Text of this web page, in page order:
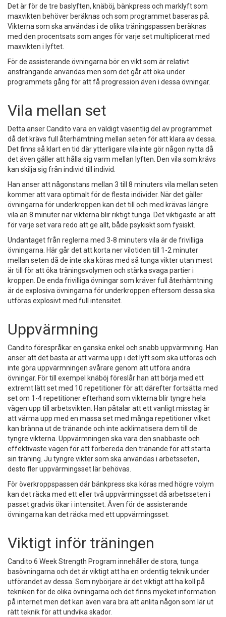
Det är för de tre baslyften, knäböj, bänkpress och marklyft som
maxvikten behöver beräknas och som programmet baseras på.
Vikterna som ska användas i de olika träningspassen beräknas
med den procentsats som anges för varje set multiplicerat med
maxvikten i lyftet.
För de assisterande övningarna bör en vikt som är relativt
ansträngande användas men som det går att öka under
programmets gång för att få progression även i dessa övningar.
Vila mellan set
Detta anser Candito vara en väldigt väsentlig del av programmet
då det krävs full återhämtning mellan seten för att klara av dessa.
Det finns så klart en tid där ytterligare vila inte gör någon nytta då
det även gäller att hålla sig varm mellan lyften. Den vila som krävs
kan skilja sig från individ till individ.
Han anser att någonstans mellan 3 till 8 minuters vila mellan seten
kommer att vara optimalt för de flesta individer. När det gäller
övningarna för underkroppen kan det till och med krävas längre
vila än 8 minuter när vikterna blir riktigt tunga. Det viktigaste är att
för varje set vara redo att ge allt, både psykiskt som fysiskt.
Undantaget från reglerna med 3-8 minuters vila är de frivilliga
övningarna. Här går det att korta ner vilotiden till 1-2 minuter
mellan seten då de inte ska köras med så tunga vikter utan mest
är till för att öka träningsvolymen och stärka svaga partier i
kroppen. De enda frivilliga övningar som kräver full återhämtning
är de explosiva övningarna för underkroppen eftersom dessa ska
utföras explosivt med full intensitet.
Uppvärmning
Candito förespråkar en ganska enkel och snabb uppvärmning. Han
anser att det bästa är att värma upp i det lyft som ska utföras och
inte göra uppvärmningen svårare genom att utföra andra
övningar. För till exempel knäböj föreslår han att börja med ett
extremt lätt set med 10 repetitioner för att därefter fortsätta med
set om 1-4 repetitioner efterhand som vikterna blir tyngre hela
vägen upp till arbetsvikten. Han påtalar att ett vanligt misstag är
att värma upp med en massa set med många repetitioner vilket
kan bränna ut de tränande och inte acklimatisera dem till de
tyngre vikterna. Uppvärmningen ska vara den snabbaste och
effektivaste vägen för att förbereda den tränande för att starta
sin träning. Ju tyngre vikter som ska användas i arbetsseten,
desto fler uppvärmingsset lär behövas.
För överkroppspassen där bänkpress ska köras med högre volym
kan det räcka med ett eller två uppvärmingsset då arbetsseten i
passet gradvis ökar i intensitet. Även för de assisterande
övningarna kan det räcka med ett uppvärmingsset.
Viktigt inför träningen
Candito 6 Week Strength Program innehåller de stora, tunga
basövningarna och det är viktigt att ha en ordentlig teknik under
utförandet av dessa. Som nybörjare är det viktigt att ha koll på
tekniken för de olika övningarna och det finns mycket information
på internet men det kan även vara bra att anlita någon som lär ut
rätt teknik för att undvika skador.